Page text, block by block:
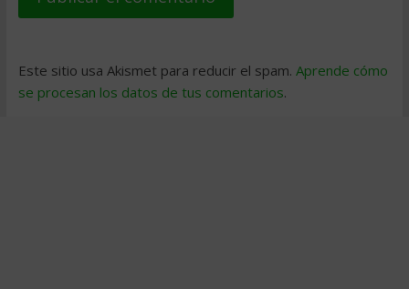
Este sitio usa Akismet para reducir el spam. Aprende cómo
se procesan los datos de tus comentarios.